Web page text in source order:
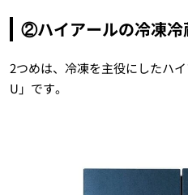
②ハイアールの冷凍冷
2つめは、冷凍を主役にしたハ
U」です。